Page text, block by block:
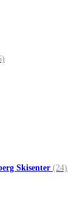
Skisenter (24)